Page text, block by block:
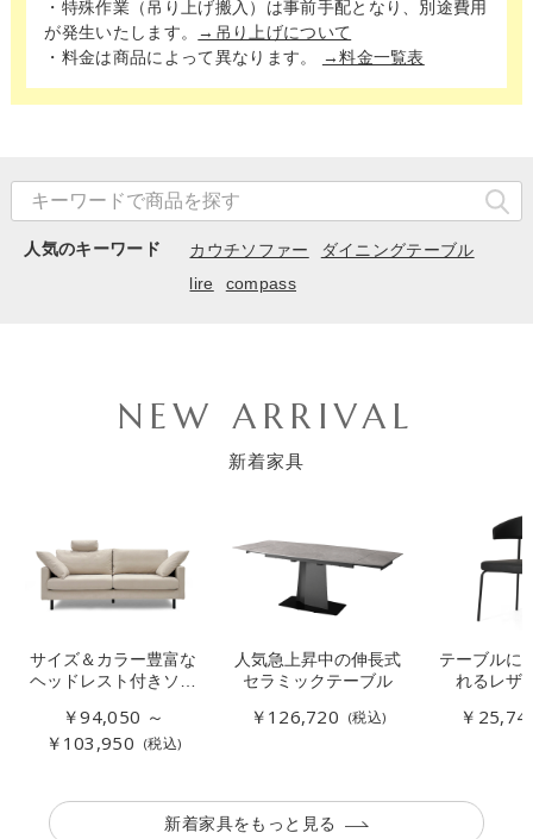
・特殊作業（吊り上げ搬入）は事前手配となり、別途費用
が発生いたします。
→吊り上げについて
・料金は商品によって異なります。
→料金一覧表
人気のキーワード カウチソファー
ダイニングテーブル
lire
compass
NEW ARRIVAL
新着家具
サイズ＆カラー豊富な
ヘッドレスト付きソフ
￥94,050 ～
￥103,950 (税込)
人気急上昇中の伸長式
セラミックテーブル
￥126,720 (税込)
テーブルに
れるレザ
￥
新着家具をもっと見る